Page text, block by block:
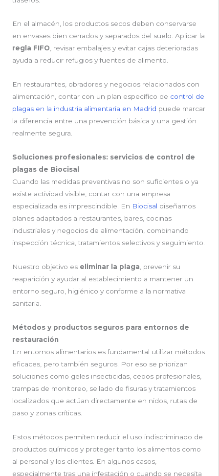
En el almacén, los productos secos deben conservarse
en envases bien cerrados y separados del suelo. Aplicar la
regla FIFO, revisar embalajes y evitar cajas deterioradas
ayuda a reducir refugios y fuentes de alimento.
En restaurantes, obradores y negocios relacionados con
alimentación, contar con un plan específico de control de
plagas en la industria alimentaria en Madrid puede marcar
la diferencia entre una prevención básica y una gestión
realmente segura.
Soluciones profesionales: servicios de control de
plagas de Biocisal
Cuando las medidas preventivas no son suficientes o ya
existe actividad visible, contar con una empresa
especializada es imprescindible. En Biocisal diseñamos
planes adaptados a restaurantes, bares, cocinas
industriales y negocios de alimentación, combinando
inspección técnica, tratamientos selectivos y seguimiento.
Nuestro objetivo es eliminar la plaga, prevenir su
reaparición y ayudar al establecimiento a mantener un
entorno seguro, higiénico y conforme a la normativa
sanitaria.
Métodos y productos seguros para entornos de
restauración
En entornos alimentarios es fundamental utilizar métodos
eficaces, pero también seguros. Por eso se priorizan
soluciones como geles insecticidas, cebos profesionales,
trampas de monitoreo, sellado de fisuras y tratamientos
localizados que actúan directamente en nidos, rutas de
paso y zonas críticas.
Estos métodos permiten reducir el uso indiscriminado de
productos químicos y proteger tanto los alimentos como
al personal y los clientes. En algunos casos,
especialmente tras una infestación o cuando se necesita